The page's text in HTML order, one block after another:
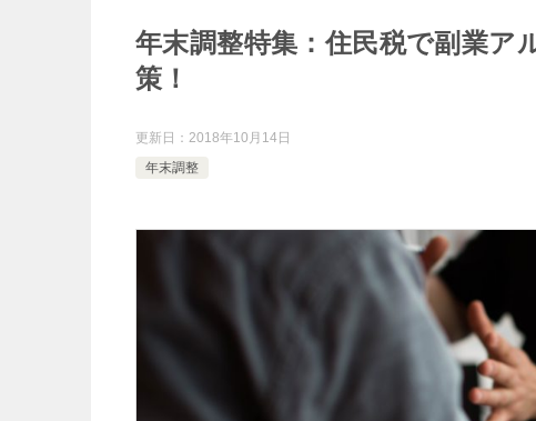
年末調整特集：住民税で副業ア
策！
更新日： 2018年10月14日
年末調整